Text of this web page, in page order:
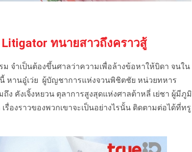
ทนายสาวถึงคราวสู้
จำเป็นต้องขึ้นศาลว่าความเพื่อล้างข้อหาให้บิดา จนใน
หานอู๋เว่ย ผู้บัญชาการแห่งจวนพิชิตชัย หน่วยทหาร
ง คังเจิ้งหยวน ตุลาการสูงสุดแห่งศาลต้าหลี่ เย่ชา ผู้มีภูมิ
องราวของพวกเขาจะเป็นอย่างไรนั้น ติดตามต่อได้ที่ทรู